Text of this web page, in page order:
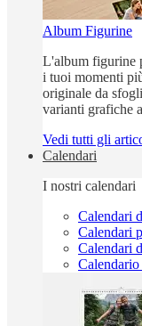
Album Figurine
L'album figurine
i tuoi momenti
originale da
varianti grafiche
Vedi tutti gli
Calendari
I nostri calendari
Calendari
Calendari
Calendari